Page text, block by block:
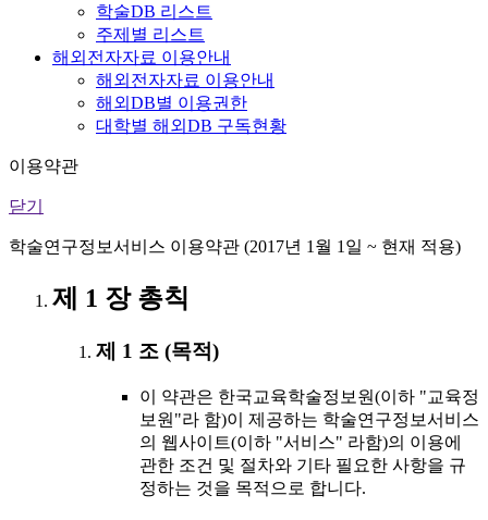
학술DB 리스트
주제별 리스트
해외전자자료 이용안내
해외전자자료 이용안내
해외DB별 이용권한
대학별 해외DB 구독현황
이용약관
닫기
학술연구정보서비스 이용약관 (2017년 1월 1일 ~ 현재 적용)
제 1 장 총칙
제 1 조 (목적)
이 약관은 한국교육학술정보원(이하 "교육정
보원"라 함)이 제공하는 학술연구정보서비스
의 웹사이트(이하 "서비스" 라함)의 이용에
관한 조건 및 절차와 기타 필요한 사항을 규
정하는 것을 목적으로 합니다.